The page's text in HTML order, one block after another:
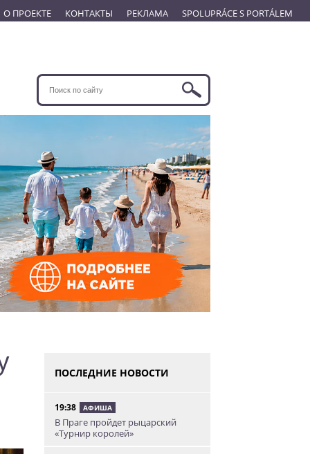
О ПРОЕКТЕ КОНТАКТЫ РЕКЛАМА SPOLUPRÁCE S PORTÁLEM
ПОСЛЕДНИЕ НОВОСТИ
19:38 АФИША
В Праге пройдет рыцарский
«Турнир королей»